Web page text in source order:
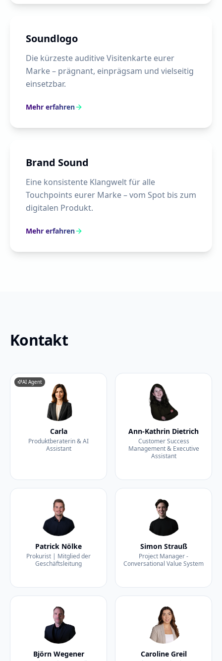
Soundlogo
Die kürzeste auditive Visitenkarte eurer
Marke – prägnant, einprägsam und vielseitig
einsetzbar.
Mehr erfahren
Brand Sound
Eine konsistente Klangwelt für alle
Touchpoints eurer Marke – vom Spot bis zum
digitalen Produkt.
Mehr erfahren
Kontakt
AI Agent
Carla
Produktberaterin & AI
Assistant
Ann-Kathrin Dietrich
Customer Success
Management & Executive
Assistant
Patrick Nölke
Prokurist | Mitglied der
Geschäftsleitung
Simon Strauß
Project Manager -
Conversational Value System
Björn Wegener Caroline Greil